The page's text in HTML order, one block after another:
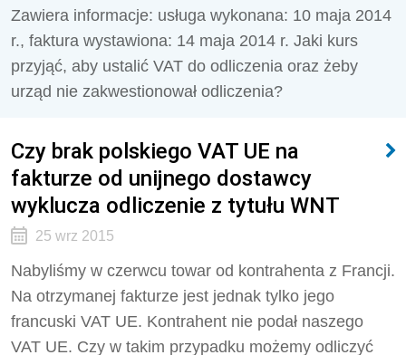
Zawiera informacje: usługa wykonana: 10 maja 2014
r., faktura wystawiona: 14 maja 2014 r. Jaki kurs
przy­jąć, aby ustalić VAT do odliczenia oraz żeby
urząd nie zakwestionował odliczenia?
Czy brak polskiego VAT UE na
fakturze od unijnego dostawcy
wyklucza odliczenie z tytułu WNT
25 wrz 2015
Nabyliśmy w czerwcu towar od kontrahenta z Francji.
Na otrzymanej fakturze jest jednak tylko jego
francuski VAT UE. Kontrahent nie podał naszego
VAT UE. Czy w takim przypadku możemy odliczyć